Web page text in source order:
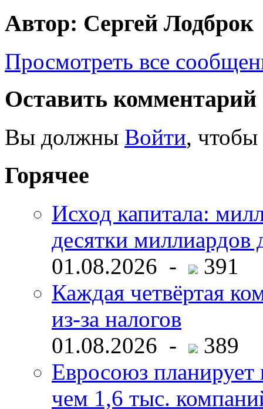
Автор: Сергей Лодброк
Просмотреть все
Оставить комментарий
Вы должны Войти, чтобы
Горячее
Исход капитала:
десятки миллиардов
01.08.2026 -
391
Каждая четвёртая
из-за налогов
01.08.2026 -
389
Евросоюз планирует
чем 1,6 тыс.